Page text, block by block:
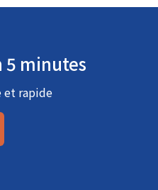
5 minutes
et rapide